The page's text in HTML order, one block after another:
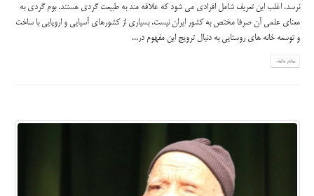
نرسد. اغلب این تعریف شامل افرادی می شود که علاقه مند به طبیعت گردی هستند. بوم گردی به
معنای علمی آن صرفا مختص به کشور ایران نیست. بسیاری از کشورهای آسیایی و اروپایی با ساخت
و توسعه خانه های روستایی به دنبال ترویج این مفهوم در...
بیشتر بدانید...